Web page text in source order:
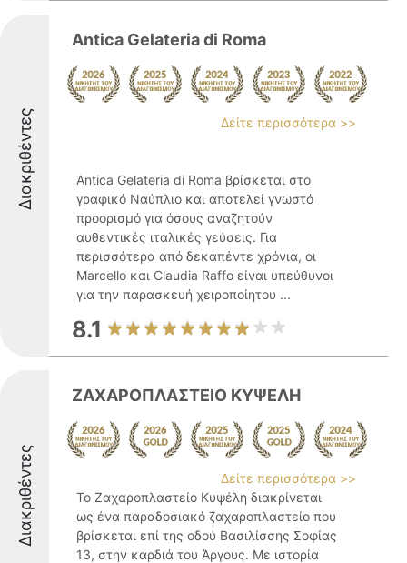
Διακριθέντες
Antica Gelateria di Roma
Δείτε περισσότερα >>
Antica Gelateria di Roma βρίσκεται στο
γραφικό Ναύπλιο και αποτελεί γνωστό
προορισμό για όσους αναζητούν
αυθεντικές ιταλικές γεύσεις. Για
περισσότερα από δεκαπέντε χρόνια, οι
Marcello και Claudia Raffo είναι υπεύθυνοι
για την παρασκευή χειροποίητου ...
8.1
Διακριθέντες
ΖΑΧΑΡΟΠΛΑΣΤΕΙΟ ΚΥΨΕΛΗ
Δείτε περισσότερα >>
Το Ζαχαροπλαστείο Κυψέλη διακρίνεται
ως ένα παραδοσιακό ζαχαροπλαστείο που
βρίσκεται επί της οδού Βασιλίσσης Σοφίας
13, στην καρδιά του Άργους. Με ιστορία